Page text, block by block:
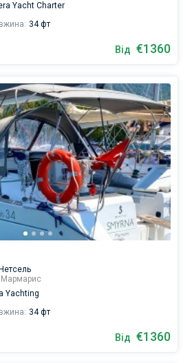
Yacht Charter
34 фт
Від €1360
Yachting
34 фт
Від €1360